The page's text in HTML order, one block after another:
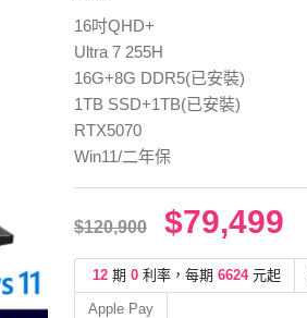
16吋QHD+
Ultra 7 255H
16G+8G DDR5(已安裝)
1TB SSD+1TB(已安裝)
RTX5070
Win11/二年保
$120,900 $79,499
12 期 0 利率，每期 6624 元起
Apple Pay